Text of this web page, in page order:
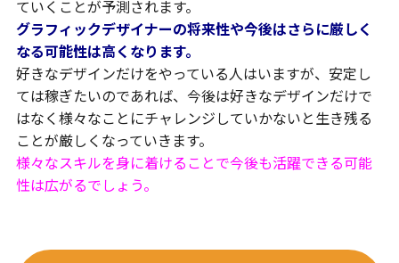
ていくことが予測されます。
グラフィックデザイナーの将来性や今後はさらに厳しく
なる可能性は高くなります。
好きなデザインだけをやっている人はいますが、安定し
ては稼ぎたいのであれば、今後は好きなデザインだけで
はなく様々なことにチャレンジしていかないと生き残る
ことが厳しくなっていきます。
様々なスキルを身に着けることで今後も活躍できる可能
性は広がるでしょう。